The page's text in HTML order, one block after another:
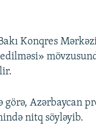
Konqres
görə, Azərbaycan
nitq söyləyib.